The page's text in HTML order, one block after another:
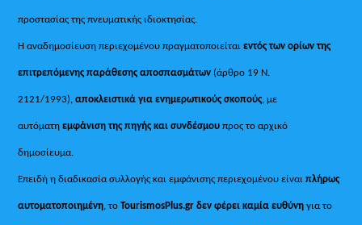
προστασίας της πνευματικής ιδιοκτησίας.
Η αναδημοσίευση περιεχομένου πραγματοποιείταιεντός των ορίων της
επιτρεπόμενης παράθεσης αποσπασμάτων (άρθρο 19 Ν.
2121/1993), αποκλειστικά για ενημερωτικούς σκοπούς, με
αυτόματηεμφάνιση της πηγής και συνδέσμου προς το αρχικό
δημοσίευμα.
Επειδή η διαδικασία συλλογής και εμφάνισης περιεχομένου είναιπλήρως
αυτοματοποιημένη, τοTourismosPlus.gr δεν φέρει καμία ευθύνη για το